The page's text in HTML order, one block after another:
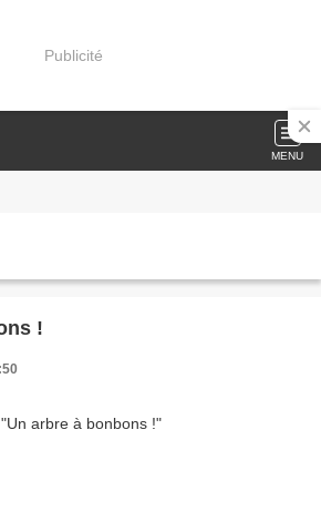
Publicité
MENU
!